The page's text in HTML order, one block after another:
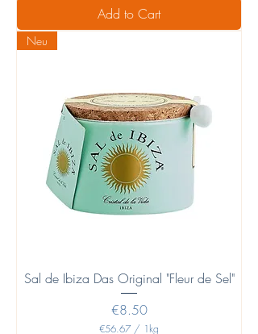
6
3
e
r
1
K
i
g
r
a
Add to Cart
Neu
Sal de Ibiza Das Original "Fleur de Sel"
Price
€8.50
€56.67 / 1kg